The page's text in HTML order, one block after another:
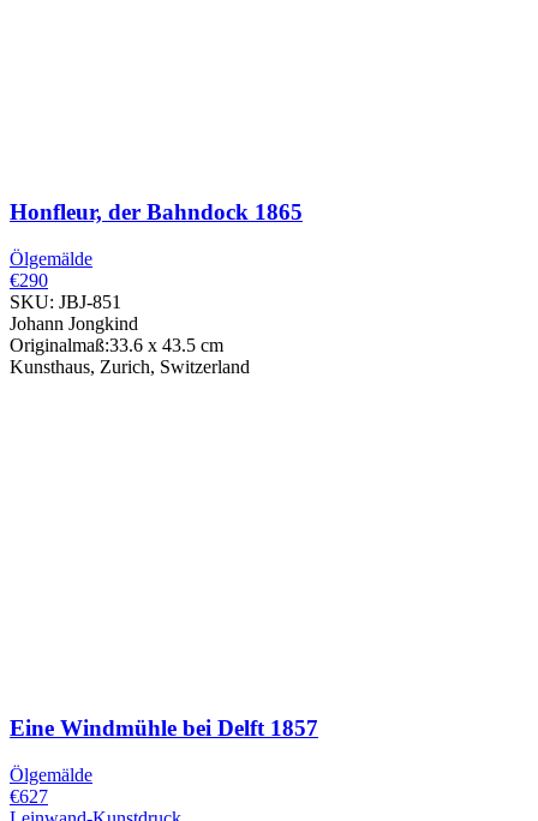
Honfleur, der Bahndock 1865
Ölgemälde
€290
SKU: JBJ-851
Johann Jongkind
Originalmaß:33.6 x 43.5 cm
Kunsthaus, Zurich, Switzerland
Eine Windmühle bei Delft 1857
Ölgemälde
€627